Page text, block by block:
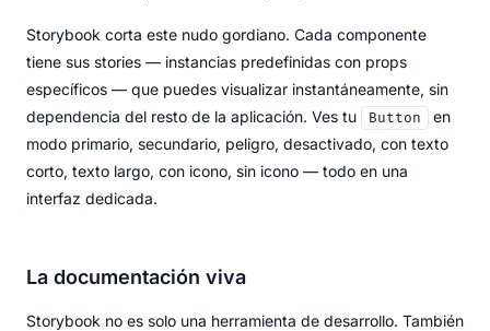
Storybook corta este nudo gordiano. Cada componente
tiene sus stories — instancias predefinidas con props
específicos — que puedes visualizar instantáneamente, sin
dependencia del resto de la aplicación. Ves tu
Button
en
modo primario, secundario, peligro, desactivado, con texto
corto, texto largo, con icono, sin icono — todo en una
interfaz dedicada.
La documentación viva
Storybook no es solo una herramienta de desarrollo. También